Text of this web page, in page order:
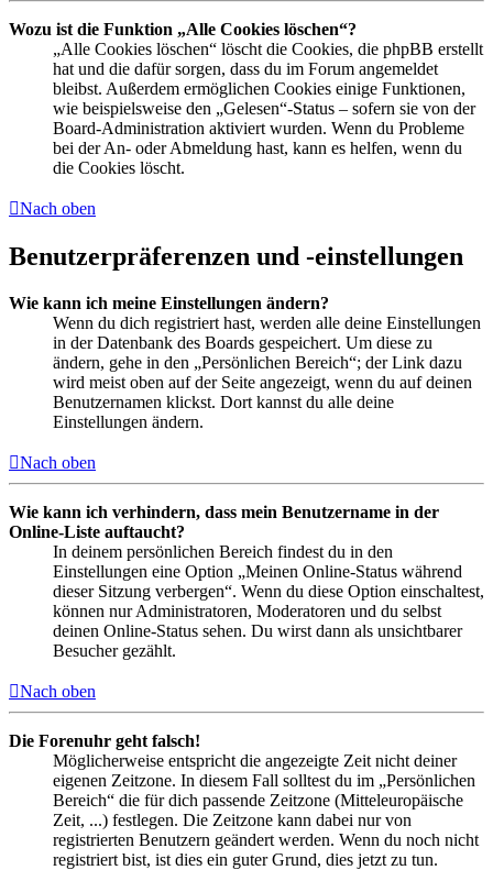
Wozu ist die Funktion „Alle Cookies löschen“?
„Alle Cookies löschen“ löscht die Cookies, die phpBB erstellt
hat und die dafür sorgen, dass du im Forum angemeldet
bleibst. Außerdem ermöglichen Cookies einige Funktionen,
wie beispielsweise den „Gelesen“-Status – sofern sie von der
Board-Administration aktiviert wurden. Wenn du Probleme
bei der An- oder Abmeldung hast, kann es helfen, wenn du
die Cookies löscht.
Nach oben
Benutzerpräferenzen und -einstellungen
Wie kann ich meine Einstellungen ändern?
Wenn du dich registriert hast, werden alle deine Einstellungen
in der Datenbank des Boards gespeichert. Um diese zu
ändern, gehe in den „Persönlichen Bereich“; der Link dazu
wird meist oben auf der Seite angezeigt, wenn du auf deinen
Benutzernamen klickst. Dort kannst du alle deine
Einstellungen ändern.
Nach oben
Wie kann ich verhindern, dass mein Benutzername in der
Online-Liste auftaucht?
In deinem persönlichen Bereich findest du in den
Einstellungen eine Option „Meinen Online-Status während
dieser Sitzung verbergen“. Wenn du diese Option einschaltest,
können nur Administratoren, Moderatoren und du selbst
deinen Online-Status sehen. Du wirst dann als unsichtbarer
Besucher gezählt.
Nach oben
Die Forenuhr geht falsch!
Möglicherweise entspricht die angezeigte Zeit nicht deiner
eigenen Zeitzone. In diesem Fall solltest du im „Persönlichen
Bereich“ die für dich passende Zeitzone (Mitteleuropäische
Zeit, ...) festlegen. Die Zeitzone kann dabei nur von
registrierten Benutzern geändert werden. Wenn du noch nicht
registriert bist, ist dies ein guter Grund, dies jetzt zu tun.